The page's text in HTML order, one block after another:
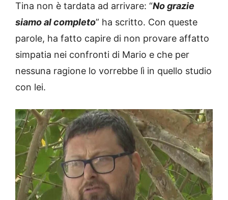
Tina non è tardata ad arrivare: “No grazie
siamo al completo” ha scritto. Con queste
parole, ha fatto capire di non provare affatto
simpatia nei confronti di Mario e che per
nessuna ragione lo vorrebbe lì in quello studio
con lei.